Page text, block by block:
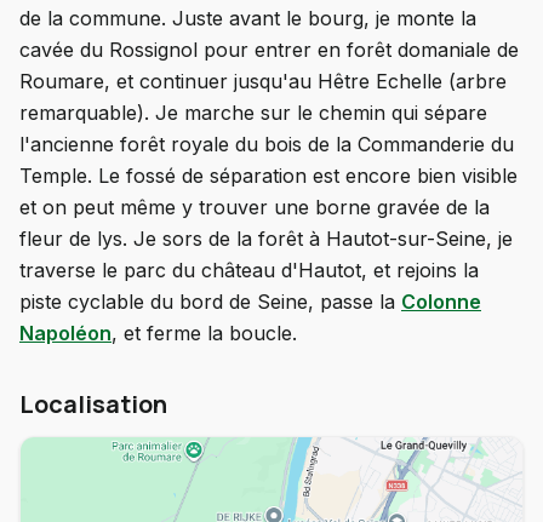
de la commune. Juste avant le bourg, je monte la
cavée du Rossignol pour entrer en forêt domaniale de
Roumare, et continuer jusqu'au Hêtre Echelle (arbre
remarquable). Je marche sur le chemin qui sépare
l'ancienne forêt royale du bois de la Commanderie du
Temple. Le fossé de séparation est encore bien visible
et on peut même y trouver une borne gravée de la
fleur de lys. Je sors de la forêt à Hautot-sur-Seine, je
traverse le parc du château d'Hautot, et rejoins la
piste cyclable du bord de Seine, passe la Colonne
Napoléon, et ferme la boucle.
Localisation